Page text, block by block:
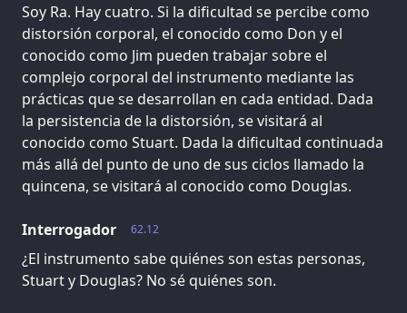
Soy Ra. Hay cuatro. Si la dificultad se percibe como
distorsión corporal, el conocido como Don y el
conocido como Jim pueden trabajar sobre el
complejo corporal del instrumento mediante las
prácticas que se desarrollan en cada entidad. Dada
la persistencia de la distorsión, se visitará al
conocido como Stuart. Dada la dificultad continuada
más allá del punto de uno de sus ciclos llamado la
quincena, se visitará al conocido como Douglas.
62.12
Interrogador
¿El instrumento sabe quiénes son estas personas,
Stuart y Douglas? No sé quiénes son.